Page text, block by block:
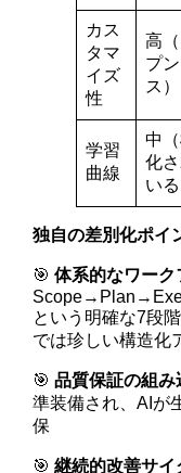
カス
タマ
イズ
性
高
プ
ス）
学習
曲線
中
化
いる
独自の差別化ポイ
🎯体系的なワーク
という明確な7段
では珍しい構造化
🎯品質保証の組み
準装備され、AIが
保
🎯継続的改善サイ